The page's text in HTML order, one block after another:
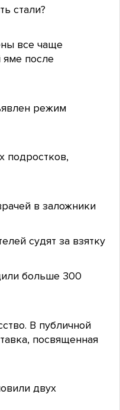
стали?
все чаще
после
режим
подростков,
в заложники
судят за взятку
больше 300
В публичной
посвященная
двух